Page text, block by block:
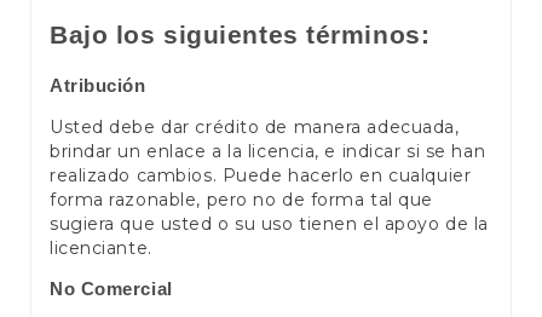
Bajo los siguientes términos:
Atribución
Usted debe dar crédito de manera adecuada,
brindar un enlace a la licencia, e indicar si se han
realizado cambios. Puede hacerlo en cualquier
forma razonable, pero no de forma tal que
sugiera que usted o su uso tienen el apoyo de la
licenciante.
No Comercial